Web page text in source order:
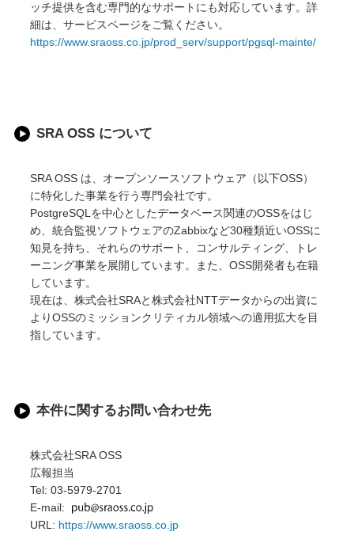
ッチ提供を含む専門的なサポートにも対応しています。詳
細は、サービスページをご覧ください。
https://www.sraoss.co.jp/prod_serv/support/pgsql-mainte/
SRA OSS について
SRA OSS は、オープンソースソフトウェア（以下OSS）
に特化した事業を行う専門会社です。
PostgreSQLを中心としたデータベース関連のOSSをはじ
め、統合監視ソフトウェアのZabbixなど30種類近いOSSに
知見を持ち、それらのサポート、コンサルティング、トレ
ーニング事業を展開しています。また、OSS開発者も在籍
しています。
現在は、株式会社SRAと株式会社NTTデータからの出資に
よりOSSのミッションクリティカル領域への適用拡大を目
指しています。
本件に関するお問い合わせ先
株式会社SRA OSS
広報担当
Tel: 03-5979-2701
E-mail:
URL: https://www.sraoss.co.jp